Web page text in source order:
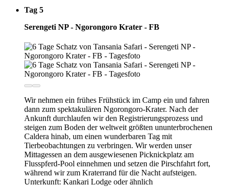
Tag 5
Serengeti NP - Ngorongoro Krater - FB
Wir nehmen ein frühes Frühstück im Camp ein und fahren
dann zum spektakulären Ngorongoro-Krater. Nach der
Ankunft durchlaufen wir den Registrierungsprozess und
steigen zum Boden der weltweit größten ununterbrochenen
Caldera hinab, um einen wunderbaren Tag mit
Tierbeobachtungen zu verbringen. Wir werden unser
Mittagessen an dem ausgewiesenen Picknickplatz am
Flusspferd-Pool einnehmen und setzen die Pirschfahrt fort,
während wir zum Kraterrand für die Nacht aufsteigen.
Unterkunft: Kankari Lodge oder ähnlich